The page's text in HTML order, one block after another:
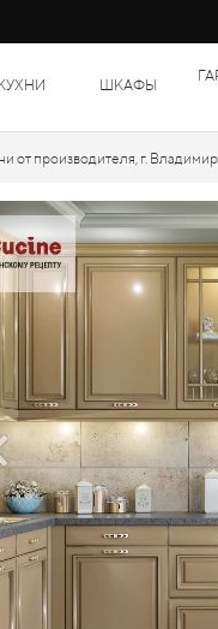
ШКАФЫ
от производителя, г. Владимир